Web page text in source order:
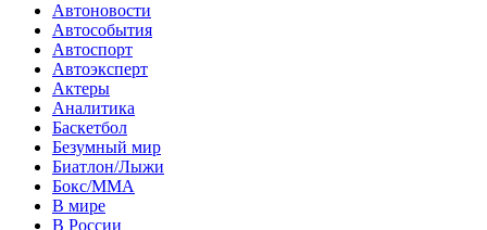
Автоновости
Автособытия
Автоспорт
Автоэксперт
Актеры
Аналитика
Баскетбол
Безумный мир
Биатлон/Лыжи
Бокс/MMA
В мире
В России